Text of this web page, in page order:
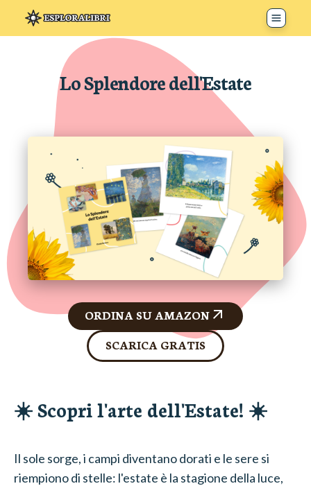
Toggle
Lo Splendore dell'Estate
ORDINA SU AMAZON
SCARICA GRATIS
☀️ Scopri l'arte dell'Estate! ☀️
Il sole sorge, i campi diventano dorati e le sere si
riempiono di stelle: l'estate è la stagione della luce,